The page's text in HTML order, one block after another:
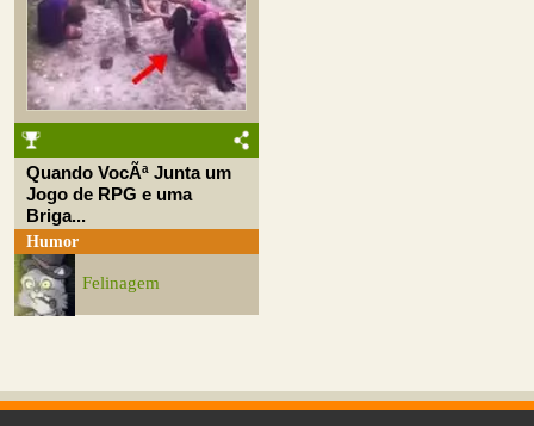
Quando VocÃª Junta um
Jogo de RPG e uma
Briga...
Humor
Felinagem